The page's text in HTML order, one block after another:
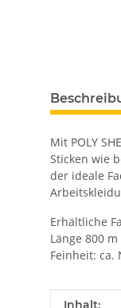
Mit POLY
Sticken wie
der ideale
Erhältliche
Länge 800 m
Feinheit: ca.
Wert